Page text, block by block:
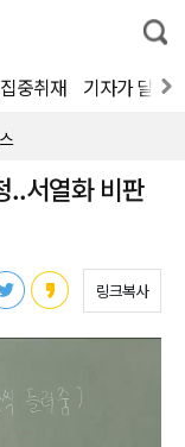
통
합
색
집중취재 기자가 달려
..서열화 비판
링크복사